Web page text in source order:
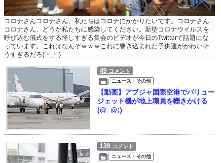
コロナさんコロナさん、私たちはコロナにかかりたいです。コロナさん
コロナさん、どうか私たちに感染してください。新型コロナウイルスを
呼び込む儀式をする怪しすぎる集会のビデオが今日のTwitterで話題にな
っています。これはなんぞｗｗｗこれに巻き込まれた子供達がかわいそ
うすぎるだろ(´･_･`)
49 コメント
ニュース・その他
【動画】アブジャ国際空港でバリュー
ジェット機が地上職員を轢きかける
(@_@;)
139 コメント
ニュース・その他